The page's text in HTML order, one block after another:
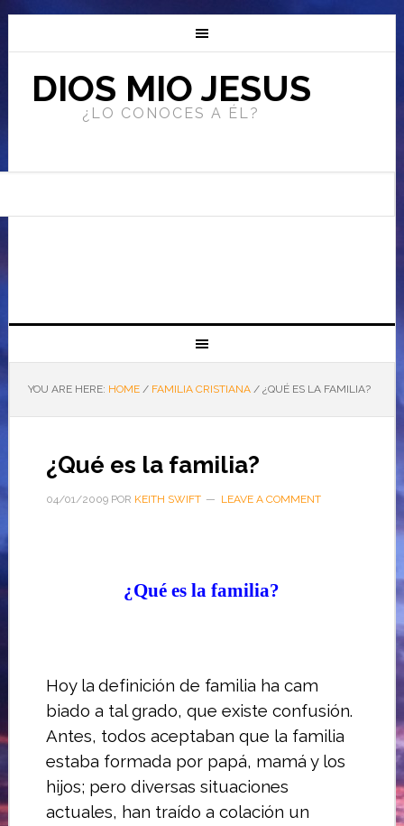
DIOS MIO JESUS
¿LO CONOCES A ÉL?
YOU ARE HERE: HOME / FAMILIA CRISTIANA /¿QUÉ ES LA FAMILIA?
¿Qué es la familia?
04/01/2009POR KEITH SWIFT LEAVE A COMMENT
¿Qué es la familia?
Hoy la definición de familia ha cam­
biado a tal grado, que existe con­fusión.
Antes, todos aceptaban que la familia
estaba formada por papá, mamá y los
hijos; pero diversas situa­ciones
actuales, han traído a colación un